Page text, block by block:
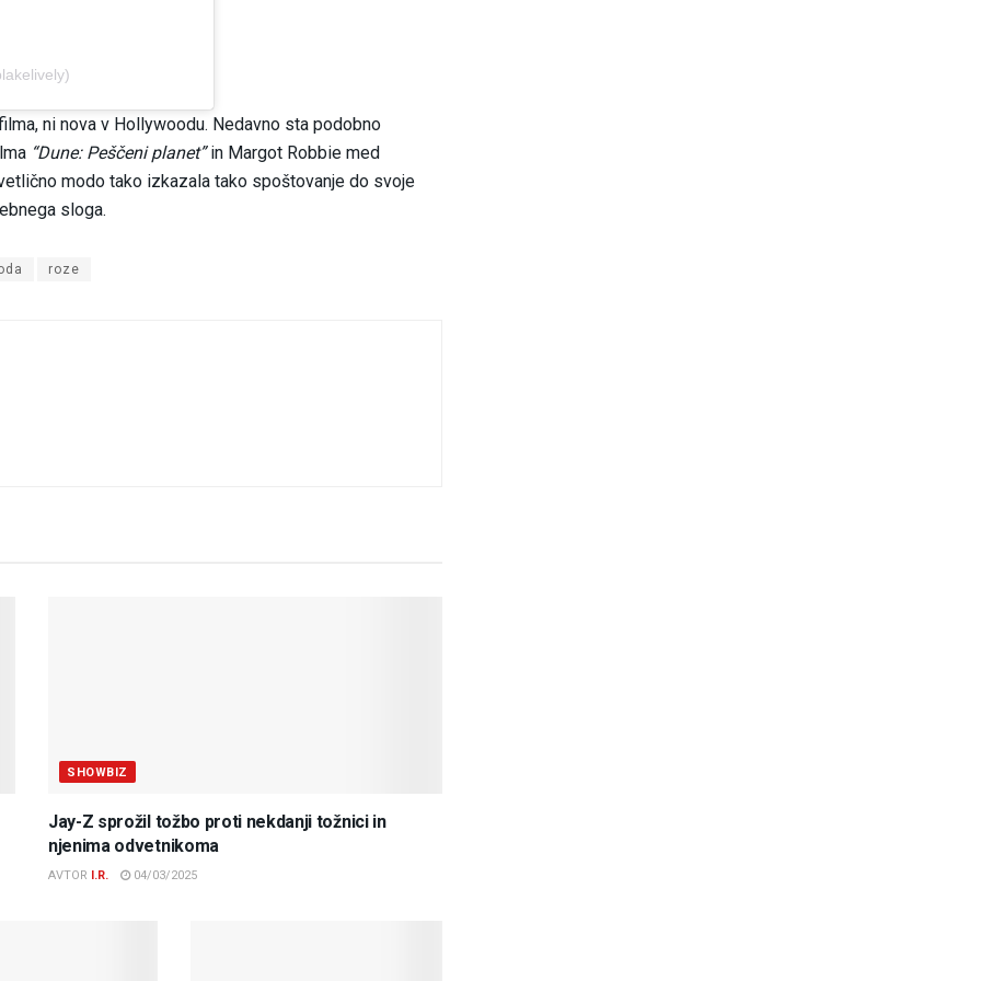
ni nova v Hollywoodu. Nedavno sta podobno
“Dune: Peščeni planet”in Margot Robbie med
modo tako izkazala tako spoštovanje do svoje
sloga.
roze
SHOWBIZ
Jay-Z sprožil tožbo proti nekdanji tožnici in
njenima odvetnikoma
AVTOR I.R. 04/03/2025